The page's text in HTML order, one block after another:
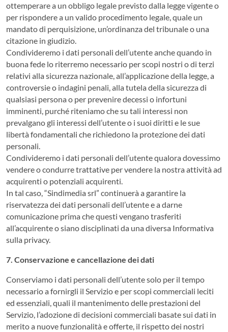
ottemperare a un obbligo legale previsto dalla legge vigente o
per rispondere a un valido procedimento legale, quale un
mandato di perquisizione, un’ordinanza del tribunale o una
citazione in giudizio.
Condivideremo i dati personali dell’utente anche quando in
buona fede lo riterremo necessario per scopi nostri o di terzi
relativi alla sicurezza nazionale, all’applicazione della legge, a
controversie o indagini penali, alla tutela della sicurezza di
qualsiasi persona o per prevenire decessi o infortuni
imminenti, purché riteniamo che su tali interessi non
prevalgano gli interessi dell’utente o i suoi diritti e le sue
libertà fondamentali che richiedono la protezione dei dati
personali.
Condivideremo i dati personali dell’utente qualora dovessimo
vendere o condurre trattative per vendere la nostra attività ad
acquirenti o potenziali acquirenti.
In tal caso, “Sindimedia srl” continuerà a garantire la
riservatezza dei dati personali dell’utente e a darne
comunicazione prima che questi vengano trasferiti
all’acquirente o siano disciplinati da una diversa Informativa
sulla privacy.
7. Conservazione e cancellazione dei dati
Conserviamo i dati personali dell’utente solo per il tempo
necessario a fornirgli il Servizio e per scopi commerciali leciti
ed essenziali, quali il mantenimento delle prestazioni del
Servizio, l’adozione di decisioni commerciali basate sui dati in
merito a nuove funzionalità e offerte, il rispetto dei nostri